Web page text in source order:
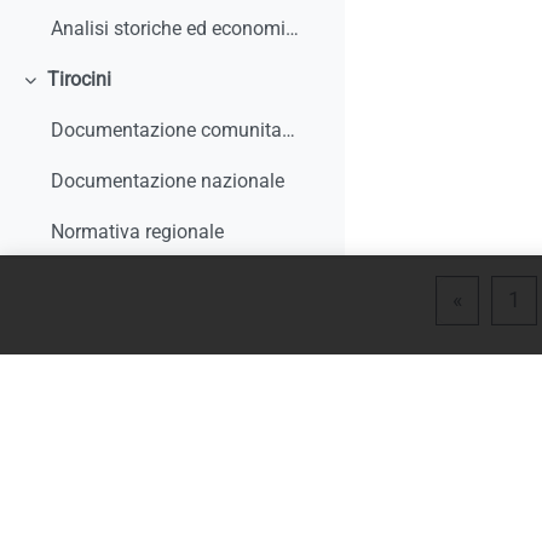
Analisi storiche ed economiche sulle origini dell'apprendistato e le sue trasformazioni
Minimizza
Tirocini
Documentazione comunitaria
Documentazione nazionale
Normativa regionale
Pagina